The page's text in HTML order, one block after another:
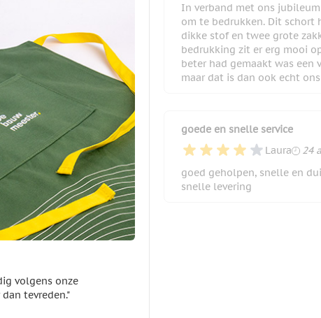
In verband met ons
om te bedrukken. Dit
dikke stof en twee grote
bedrukking zit er erg mooi
beter had gemaakt was
maar dat is dan ook echt
goede en snelle service
Laura
24
24
goed geholpen, snelle en
snelle levering
volgens onze
tevreden."